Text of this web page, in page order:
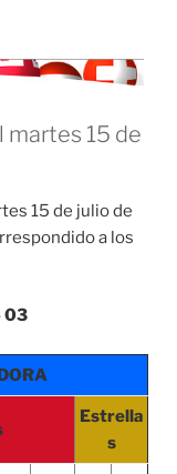
martes 15 de
15 de julio de
a los
03
Estrella
s